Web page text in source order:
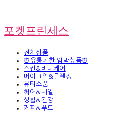
포켓프린세스
전체상품
⏰유통기한 임박상품⏰
스킨&바디케어
메이크업&클렌징
뷰티소품
헤어&네일
생활&건강
커피&푸드